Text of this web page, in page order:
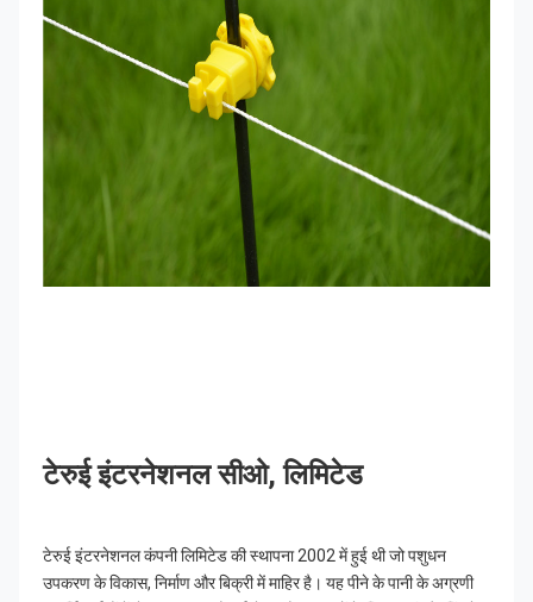
टेरुई इंटरनेशनल सीओ, लिमिटेड
टेरुई इंटरनेशनल कंपनी लिमिटेड की स्थापना 2002 में हुई थी जो पशुधन
उपकरण के विकास, निर्माण और बिक्री में माहिर है। यह पीने के पानी के अग्रणी